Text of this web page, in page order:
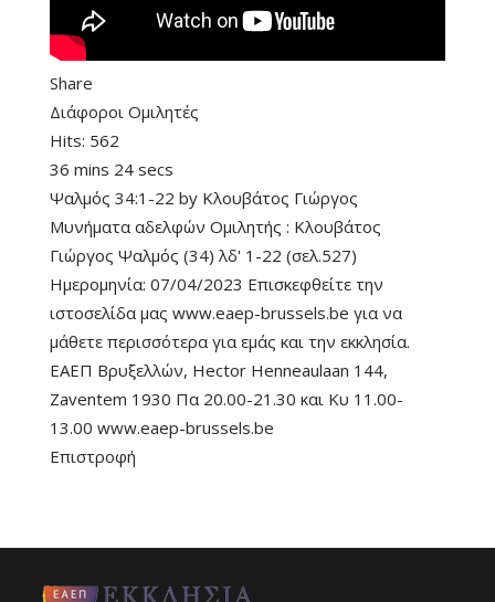
Share
Διάφοροι Ομιλητές
Hits: 562
36 mins 24 secs
Ψαλμός 34:1-22 by Κλουβάτος Γιώργος
Μυνήματα αδελφών Ομιλητής : Κλουβάτος
Γιώργος Ψαλμός (34) λδ' 1-22 (σελ.527)
Ημερομηνία: 07/04/2023 Επισκεφθείτε την
ιστοσελίδα μας www.eaep-brussels.be για να
μάθετε περισσότερα για εμάς και την εκκλησία.
ΕΑΕΠ Βρυξελλών, Hector Henneaulaan 144,
Zaventem 1930 Πα 20.00-21.30 και Κυ 11.00-
13.00 www.eaep-brussels.be
Επιστροφή